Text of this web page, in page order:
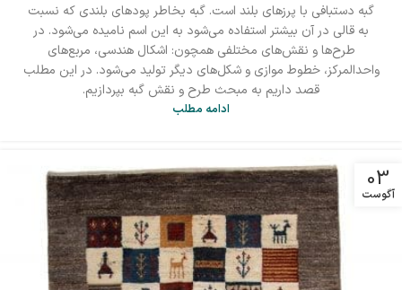
گبه دستبافی با پرزهای بلند است. گبه بخاطر پودهای بلندی که نسبت
به قالی در آن بیشتر استفاده می‌شود به این اسم نامیده می‌شود. در
طرح‌ها و نقش‌های مختلفی همچون: اشکال هندسی، مربع‌های
واحد‌المرکز، خطوط موازی و شکل‌های دیگر تولید می‌شود. در این مطلب
قصد داریم به مبحث طرح و نقش گبه بپردازیم.
ادامه مطلب
03
آگوست